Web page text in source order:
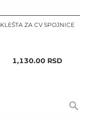
KLEŠTA ZA CV SPOJNICE
1,130.00RSD